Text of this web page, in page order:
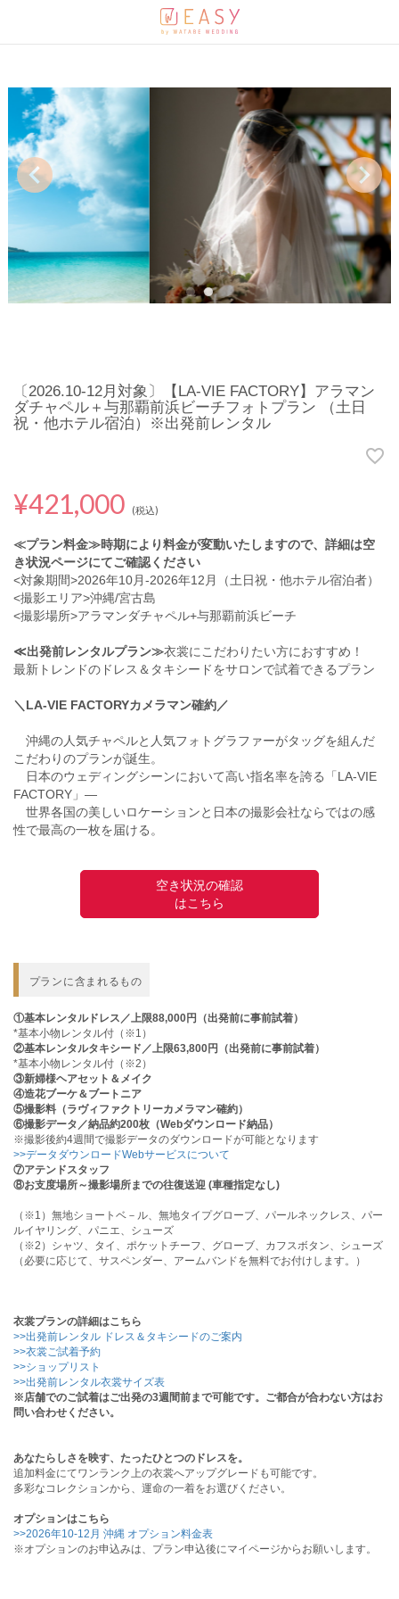
1 2
〔2026.10-12月対象〕【LA-VIE FACTORY】アラマン
ダチャペル＋与那覇前浜ビーチフォトプラン （土日
祝・他ホテル宿泊）※出発前レンタル
¥421,000 (税込)
≪プラン料金≫時期により料金が変動いたしますので、詳細は空
き状況ページにてご確認ください
<対象期間>2026年10月-2026年12月（土日祝・他ホテル宿泊者）
<撮影エリア>沖縄/宮古島
<撮影場所>アラマンダチャペル+与那覇前浜ビーチ
≪出発前レンタルプラン≫衣裳にこだわりたい方におすすめ！
最新トレンドのドレス＆タキシードをサロンで試着できるプラン
＼LA-VIE FACTORYカメラマン確約／
沖縄の人気チャペルと人気フォトグラファーがタッグを組んだ
こだわりのプランが誕生。
日本のウェディングシーンにおいて高い指名率を誇る「LA-VIE
FACTORY」―
世界各国の美しいロケーションと日本の撮影会社ならではの感
性で最高の一枚を届ける。
空き状況の確認
はこちら
プランに含まれるもの
①基本レンタルドレス／上限88,000円（出発前に事前試着）
*基本小物レンタル付（※1）
②基本レンタルタキシード／上限63,800円（出発前に事前試着）
*基本小物レンタル付（※2）
③新婦様ヘアセット＆メイク
④造花ブーケ＆ブートニア
⑤撮影料（ラヴィファクトリーカメラマン確約）
⑥撮影データ／納品約200枚（Webダウンロード納品）
※撮影後約4週間で撮影データのダウンロードが可能となります
>>データダウンロードWebサービスについて
⑦アテンドスタッフ
⑧お支度場所～撮影場所までの往復送迎 (車種指定なし)
（※1）無地ショートベ－ル、無地タイプグローブ、パールネックレス、パー
ルイヤリング、パニエ、シューズ
（※2）シャツ、タイ、ポケットチーフ、グローブ、カフスボタン、シューズ
（必要に応じて、サスペンダー、アームバンドを無料でお付けします。）
衣裳プランの詳細はこちら
>>出発前レンタル ドレス＆タキシードのご案内
>>衣裳ご試着予約
>>ショップリスト
>>出発前レンタル衣裳サイズ表
※店舗でのご試着はご出発の3週間前まで可能です。ご都合が合わない方はお
問い合わせください。
あなたらしさを映す、たったひとつのドレスを。
追加料金にてワンランク上の衣裳へアップグレードも可能です。
多彩なコレクションから、運命の一着をお選びください。
オプションはこちら
>>2026年10-12月 沖縄 オプション料金表
※オプションのお申込みは、プラン申込後にマイページからお願いします。